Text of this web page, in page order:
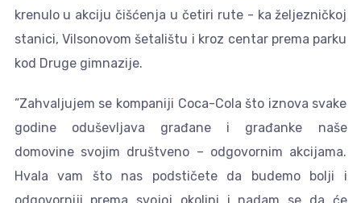
krenulo u akciju čišćenja u četiri rute - ka željezničkoj
stanici, Vilsonovom šetalištu i kroz centar prema parku
kod Druge gimnazije.
”Zahvaljujem se kompaniji Coca-Cola što iznova svake
godine oduševljava građane i građanke naše
domovine svojim društveno – odgovornim akcijama.
Hvala vam što nas podstičete da budemo bolji i